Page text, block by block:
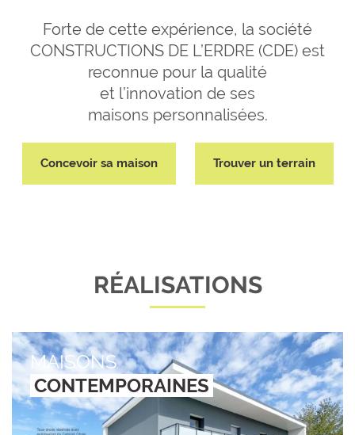
Forte de cette expérience, la société
CONSTRUCTIONS DE L’ERDRE (CDE) est
reconnue pour la qualité
et l’innovation de ses
maisons personnalisées.
Concevoir sa maison Trouver un terrain
RÉALISATIONS
MAISONS
CONTEMPORAINES